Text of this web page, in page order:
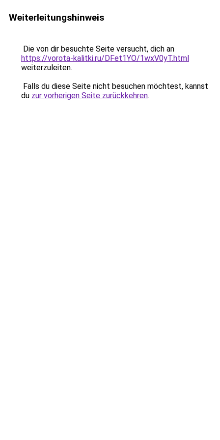
Weiterleitungshinweis
Die von dir besuchte Seite versucht, dich an
https://vorota-kalitki.ru/DFet1YO/1wxV0yT.html
weiterzuleiten.
Falls du diese Seite nicht besuchen möchtest, kannst
du zur vorherigen Seite zurückkehren.